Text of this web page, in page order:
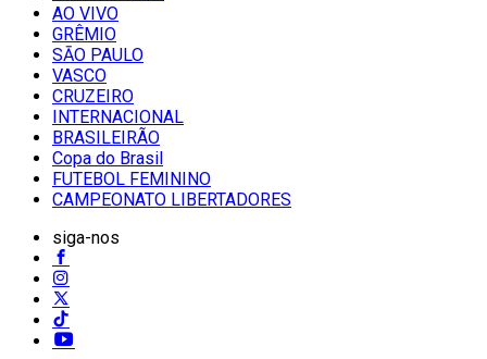
AO VIVO
GRÊMIO
SĀO PAULO
VASCO
CRUZEIRO
INTERNACIONAL
BRASILEIRÃO
Copa do Brasil
FUTEBOL FEMININO
CAMPEONATO LIBERTADORES
siga-nos